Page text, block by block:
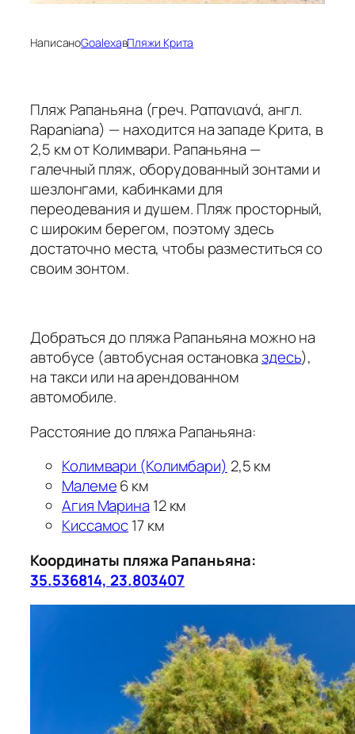
НаписаноGoalexaвПляжи Крита
Пляж Рапаньяна (греч. Ραπανιανά, англ.
Rapaniana) — находится на западе Крита, в
2,5 км от Колимвари. Рапаньяна —
галечный пляж, оборудованный зонтами и
шезлонгами, кабинками для
переодевания и душем. Пляж просторный,
с широким берегом, поэтому здесь
достаточно места, чтобы разместиться со
своим зонтом.
Добраться до пляжа Рапаньяна можно на
автобусе (автобусная остановказдесь),
на такси или на арендованном
автомобиле.
Расстояние до пляжа Рапаньяна:
Колимвари (Колимбари) 2,5 км
Малеме6 км
Агия Марина 12 км
Киссамос17 км
Координаты пляжа Рапаньяна:
35.536814, 23.803407